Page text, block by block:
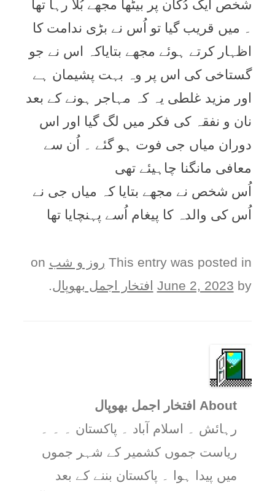
شخص ایک دُکان پر بیٹھا مجھے بُلا رہا تھا
۔ میں قریب گیا تو اُس نے بڑی ندامت کا
اظہار کرتے ہوئے مجھے بتایاکہ اس نے جو
گستاخی کی اس پر وہ بہت پشیمان ہے
اور مزید غلطی یہ کہ مہاجر ہونے کے بعد
نان و نفقہ کی فکر میں لگ گیا اور اس
دوران میاں جی فوت ہو گئے ۔ اُن سے
معافی مانگنا چاہیئے تھی
اُس شخص نے مجھے بتایا کہ میاں جی نے
اُس کی والدہ کا پیغام اُسے پہنچایا تھا
This entry was posted in روز و شب
June 2, 2023 by افتخار اجمل بھوپال
About افتخار اجمل بھوپال
رہائش ۔ اسلام آباد ۔ پاکستان ۔ ۔ ۔
ریاست جموں کشمیر کے شہر جموں
میں پیدا ہوا ۔ پاکستان بننے کے بعد